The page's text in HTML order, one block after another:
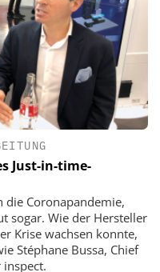
Just-in-time-
die Coronapandemie,
sogar. Wie der Hersteller
Krise wachsen konnte,
Stéphane Bussa, Chief